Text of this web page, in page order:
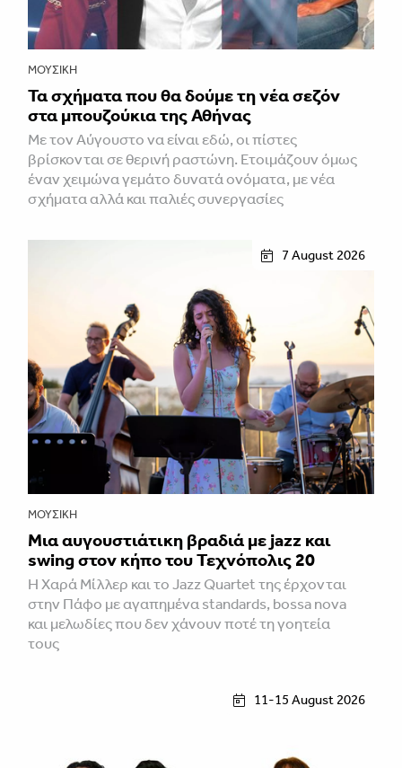
ΜΟΥΣΙΚΉ
Τα σχήματα που θα δούμε τη νέα σεζόν
στα μπουζούκια της Αθήνας
Με τον Αύγουστο να είναι εδώ, οι πίστες
βρίσκονται σε θερινή ραστώνη. Ετοιμάζουν όμως
έναν χειμώνα γεμάτο δυνατά ονόματα, με νέα
σχήματα αλλά και παλιές συνεργασίες
7 August 2026
ΜΟΥΣΙΚΉ
Μια αυγουστιάτικη βραδιά με jazz και
swing στον κήπο του Τεχνόπολις 20
Η Χαρά Μίλλερ και το Jazz Quartet της έρχονται
στην Πάφο με αγαπημένα standards, bossa nova
και μελωδίες που δεν χάνουν ποτέ τη γοητεία
τους
11-15 August 2026